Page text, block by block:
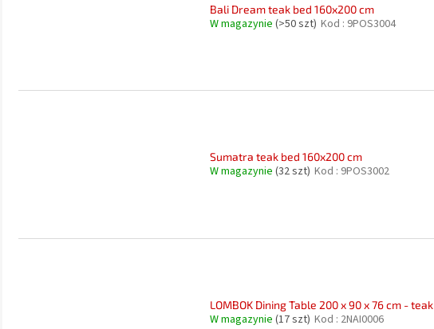
Bali Dream teak bed 160x200 cm
W magazynie (>50 szt) Kod : 9POS3004
Sumatra teak bed 160x200 cm
W magazynie (32 szt) Kod : 9POS3002
LOMBOK Dining Table 200 x 90 x 76 cm - teak
W magazynie (17 szt) Kod : 2NAI0006